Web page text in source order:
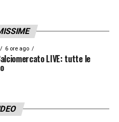
6 ore ago
LIVE: tutte le